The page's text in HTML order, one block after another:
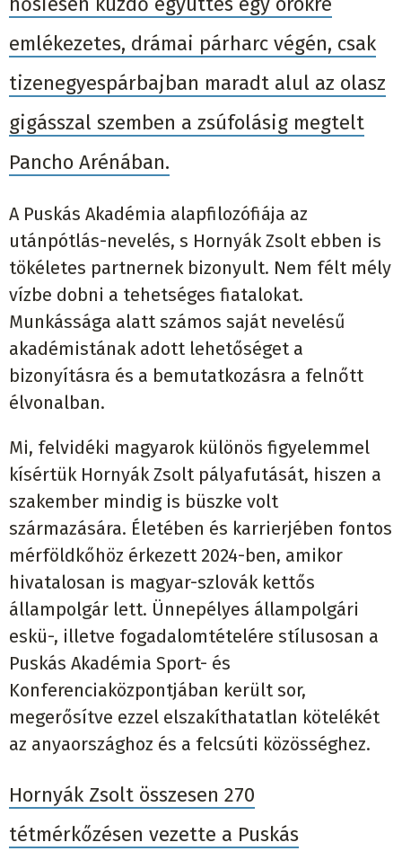
emlékezetes, drámai párharc végén, csak
tizenegyespárbajban maradt alul az olasz
gigásszal szemben a zsúfolásig megtelt
Pancho Arénában.
A Puskás Akadémia alapfilozófiája az
utánpótlás-nevelés, s Hornyák Zsolt ebben is
tökéletes partnernek bizonyult. Nem félt mély
vízbe dobni a tehetséges fiatalokat.
Munkássága alatt számos saját nevelésű
akadémistának adott lehetőséget a
bizonyításra és a bemutatkozásra a felnőtt
élvonalban.
Mi, felvidéki magyarok különös figyelemmel
kísértük Hornyák Zsolt pályafutását, hiszen a
szakember mindig is büszke volt
származására. Életében és karrierjében fontos
mérföldkőhöz érkezett 2024-ben, amikor
hivatalosan is magyar-szlovák kettős
állampolgár lett. Ünnepélyes állampolgári
eskü-, illetve fogadalomtételére stílusosan a
Puskás Akadémia Sport- és
Konferenciaközpontjában került sor,
megerősítve ezzel elszakíthatatlan kötelékét
az anyaországhoz és a felcsúti közösséghez.
Hornyák Zsolt összesen 270
tétmérkőzésen vezette a Puskás